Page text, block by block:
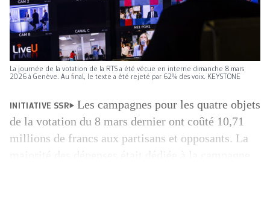
La journée de la votation de la RTS a été vécue en interne dimanche 8 mars
2026 à Genève. Au final, le texte a été rejeté par 62% des voix. KEYSTONE
INITIATIVE SSR
Les campagnes pour les quatre objets
de la votation du 8 mars dernier ont coûté 10,71
millions de francs aux partisans et opposants. La